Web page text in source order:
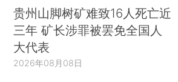
贵州山脚树矿难致16人死亡近
三年 矿长涉罪被罢免全国人
大代表
2026年08月08日